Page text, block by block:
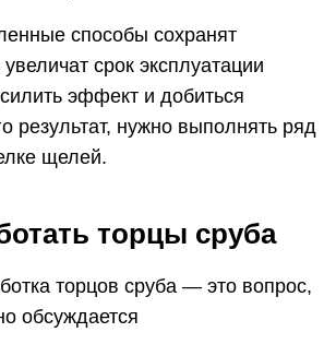
способы сохранят
срок эксплуатации
эффект и добиться
результат, нужно выполнять ряд
щелей.
торцы сруба
торцов сруба — это вопрос,
обсуждается